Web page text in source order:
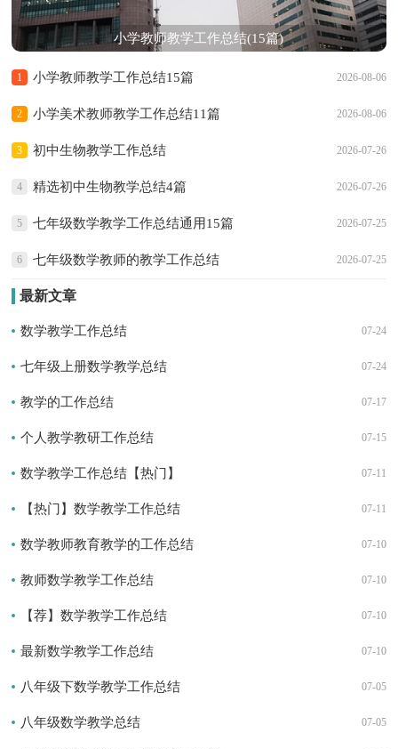
小学教师教学工作总结(15篇)
1 2026-08-06
小学教师教学工作总结15篇
2 2026-08-06
小学美术教师教学工作总结11篇
3 2026-07-26
初中生物教学工作总结
4 2026-07-26
精选初中生物教学总结4篇
5 2026-07-25
七年级数学教学工作总结通用15篇
6 2026-07-25
七年级数学教师的教学工作总结
最新文章
07-24
数学教学工作总结
07-24
七年级上册数学教学总结
07-17
教学的工作总结
07-15
个人教学教研工作总结
07-11
数学教学工作总结【热门】
07-11
【热门】数学教学工作总结
07-10
数学教师教育教学的工作总结
07-10
教师数学教学工作总结
07-10
【荐】数学教学工作总结
07-10
最新数学教学工作总结
07-05
八年级下数学教学工作总结
07-05
八年级数学教学总结